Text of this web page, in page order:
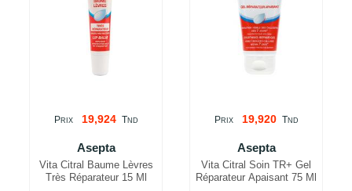
PRIX 19,924 TND
Asepta
Vita Citral Baume Lèvres
Très Réparateur 15 Ml
PRIX 19,920 TND
Asepta
Vita Citral Soin TR+ Gel
Réparateur Apaisant 75 Ml